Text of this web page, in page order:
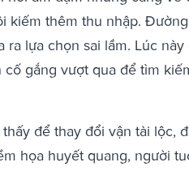
kiếm thêm thu nhập.
ra lựa chọn sai lầm. Lúc
gắng vượt qua để tìm
để thay đổi vận tài lộc,
họa huyết quang, người